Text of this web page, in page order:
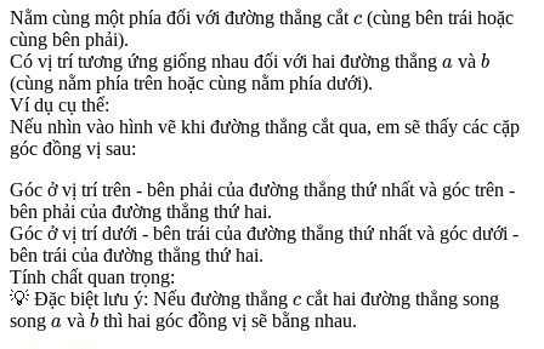
Nằm cùng một phía đối với đường thẳng cắt c
c (cùng bên trái hoặc
cùng bên phải).
Có vị trí tương ứng giống nhau đối với hai đường thẳng a
a và b
b
(cùng nằm phía trên hoặc cùng nằm phía dưới).
Ví dụ cụ thể:
Nếu nhìn vào hình vẽ khi đường thẳng cắt qua, em sẽ thấy các cặp
góc đồng vị sau:
Góc ở vị trí trên - bên phải của đường thẳng thứ nhất và góc trên -
bên phải của đường thẳng thứ hai.
Góc ở vị trí dưới - bên trái của đường thẳng thứ nhất và góc dưới -
bên trái của đường thẳng thứ hai.
Tính chất quan trọng:
💡 Đặc biệt lưu ý: Nếu đường thẳng c
c cắt hai đường thẳng song
song a
a và b
bthì hai góc đồng vị sẽ bằng nhau.